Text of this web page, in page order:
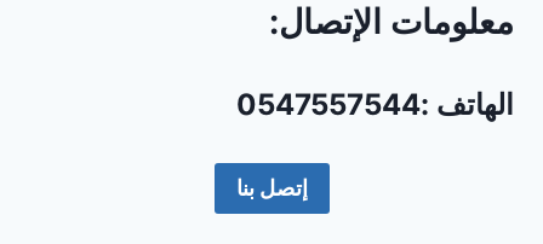
معلومات الإتصال:
الهاتف :0547557544
إتصل بنا